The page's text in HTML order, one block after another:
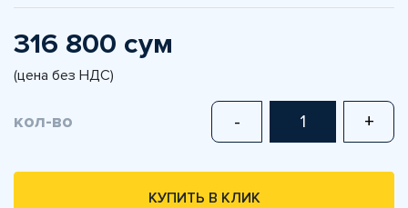
316 800 сум
(цена без НДС)
кол-во - +
КУПИТЬ В КЛИК